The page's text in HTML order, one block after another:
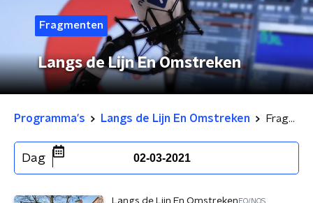
Fragmenten
Langs de Lijn En Omstreken
Programma's Langs de Lijn En Omstreken Fragmenten
Dag 02-03-2021
Langs de Lijn En Omstreken EO/NOS